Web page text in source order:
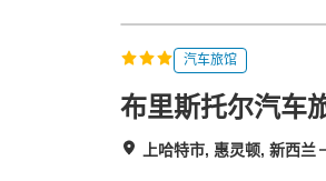
汽车旅馆
布里斯托尔汽车
上哈特市, 惠灵顿, 新西兰